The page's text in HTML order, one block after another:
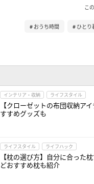
こ
おうち時間 ひとり
インテリア・収納 ライフスタイル
【クローゼットの布団収納ア
すすめグッズも
ライフスタイル ライフハック
【枕の選び方】自分に合った
どおすすめ枕も紹介